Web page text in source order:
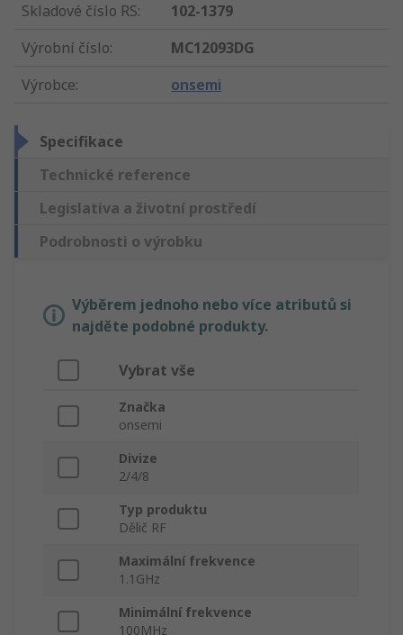
Skladové číslo RS:
102-1379
Výrobní číslo:
MC12093DG
Výrobce: onsemi
Specifikace
Technické reference
Legislativa a životní prostředí
Podrobnosti o výrobku
Výběrem jednoho nebo více atributů si
najděte podobné produkty.
Vybrat vše
Značka
onsemi
Divize
2/4/8
Typ produktu
Dělič RF
Maximální frekvence
1.1GHz
Minimální frekvence
100MHz